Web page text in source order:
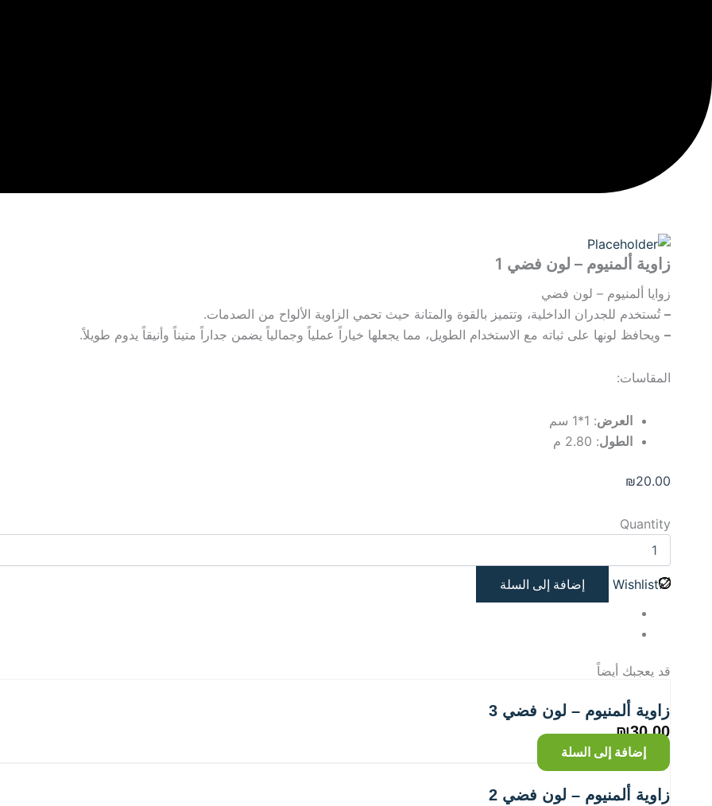
زاوية ألمنيوم – لون فضي 1
زوايا ألمنيوم – لون فضي
– تُستخدم للجدران الداخلية، وتتميز بالقوة والمتانة حيث تحمي الزاوية الألواح من الصدمات.
– ويحافظ لونها على ثباته مع الاستخدام الطويل، مما يجعلها خياراً عملياً وجمالياً يضمن جداراً متيناً وأنيقاً يدوم طويلاً.
المقاسات:
العرض: 1*1 سم
الطول: 2.80 م
₪20.00
Quantity
Wishlist إضافة إلى السلة
قد يعجبك أيضاً
زاوية ألمنيوم – لون فضي 3
₪30.00
إضافة إلى السلة
زاوية ألمنيوم – لون فضي 2